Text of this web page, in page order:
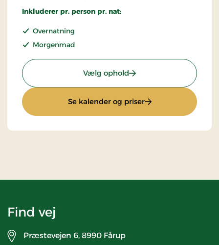
Inkluderer pr. person pr. nat:
Overnatning
Morgenmad
Vælg ophold: Standardpris
Se kalender og priser: Standardpris
Find vej
Præstevejen 6, 8990 Fårup